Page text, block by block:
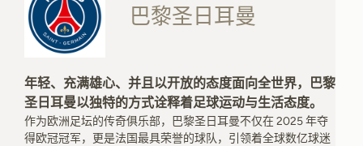
巴黎圣日耳曼
年轻、充满雄心、并且以开放的态度面向全世界，巴黎
圣日耳曼以独特的方式诠释着足球运动与生活态度。
作为欧洲足坛的传奇俱乐部，巴黎圣日耳曼不仅在 2025 年夺
得欧冠冠军，更是法国最具荣誉的球队，引领着全球数亿球迷